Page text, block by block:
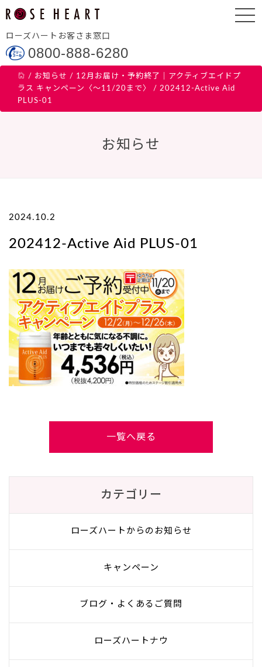
ローズハートお客さま窓口
0800-888-6280
/ お知らせ / 12月お届け・予約終了｜アクティブエイドプ
ラス キャンペーン〈～11/20まで〉
/ 202412-Active Aid
PLUS-01
お知らせ
2024.10.2
202412-Active Aid PLUS-01
一覧へ戻る
カテゴリー
ローズハートからのお知らせ
キャンペーン
ブログ・よくあるご質問
ローズハートナウ